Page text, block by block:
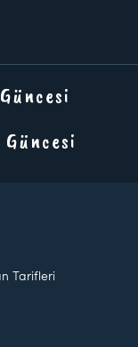
Tarifleri